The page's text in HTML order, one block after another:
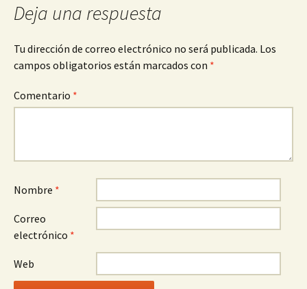
Deja una respuesta
Tu dirección de correo electrónico no será publicada. Los
campos obligatorios están marcados con *
Comentario *
Nombre *
Correo
electrónico *
Web